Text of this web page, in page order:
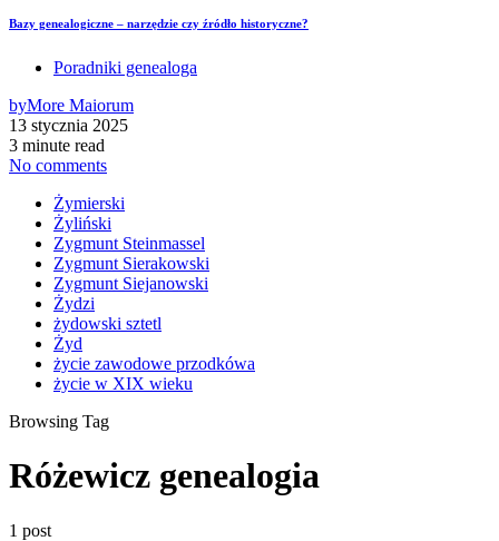
Bazy genealogiczne – narzędzie czy źródło historyczne?
Poradniki genealoga
byMore Maiorum
13 stycznia 2025
3 minute read
No comments
Żymierski
Żyliński
Zygmunt Steinmassel
Zygmunt Sierakowski
Zygmunt Siejanowski
Żydzi
żydowski sztetl
Żyd
życie zawodowe przodkówa
życie w XIX wieku
Browsing Tag
Różewicz genealogia
1 post